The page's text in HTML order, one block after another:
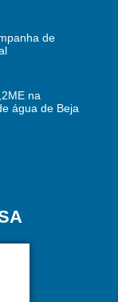
de
na
água de Beja